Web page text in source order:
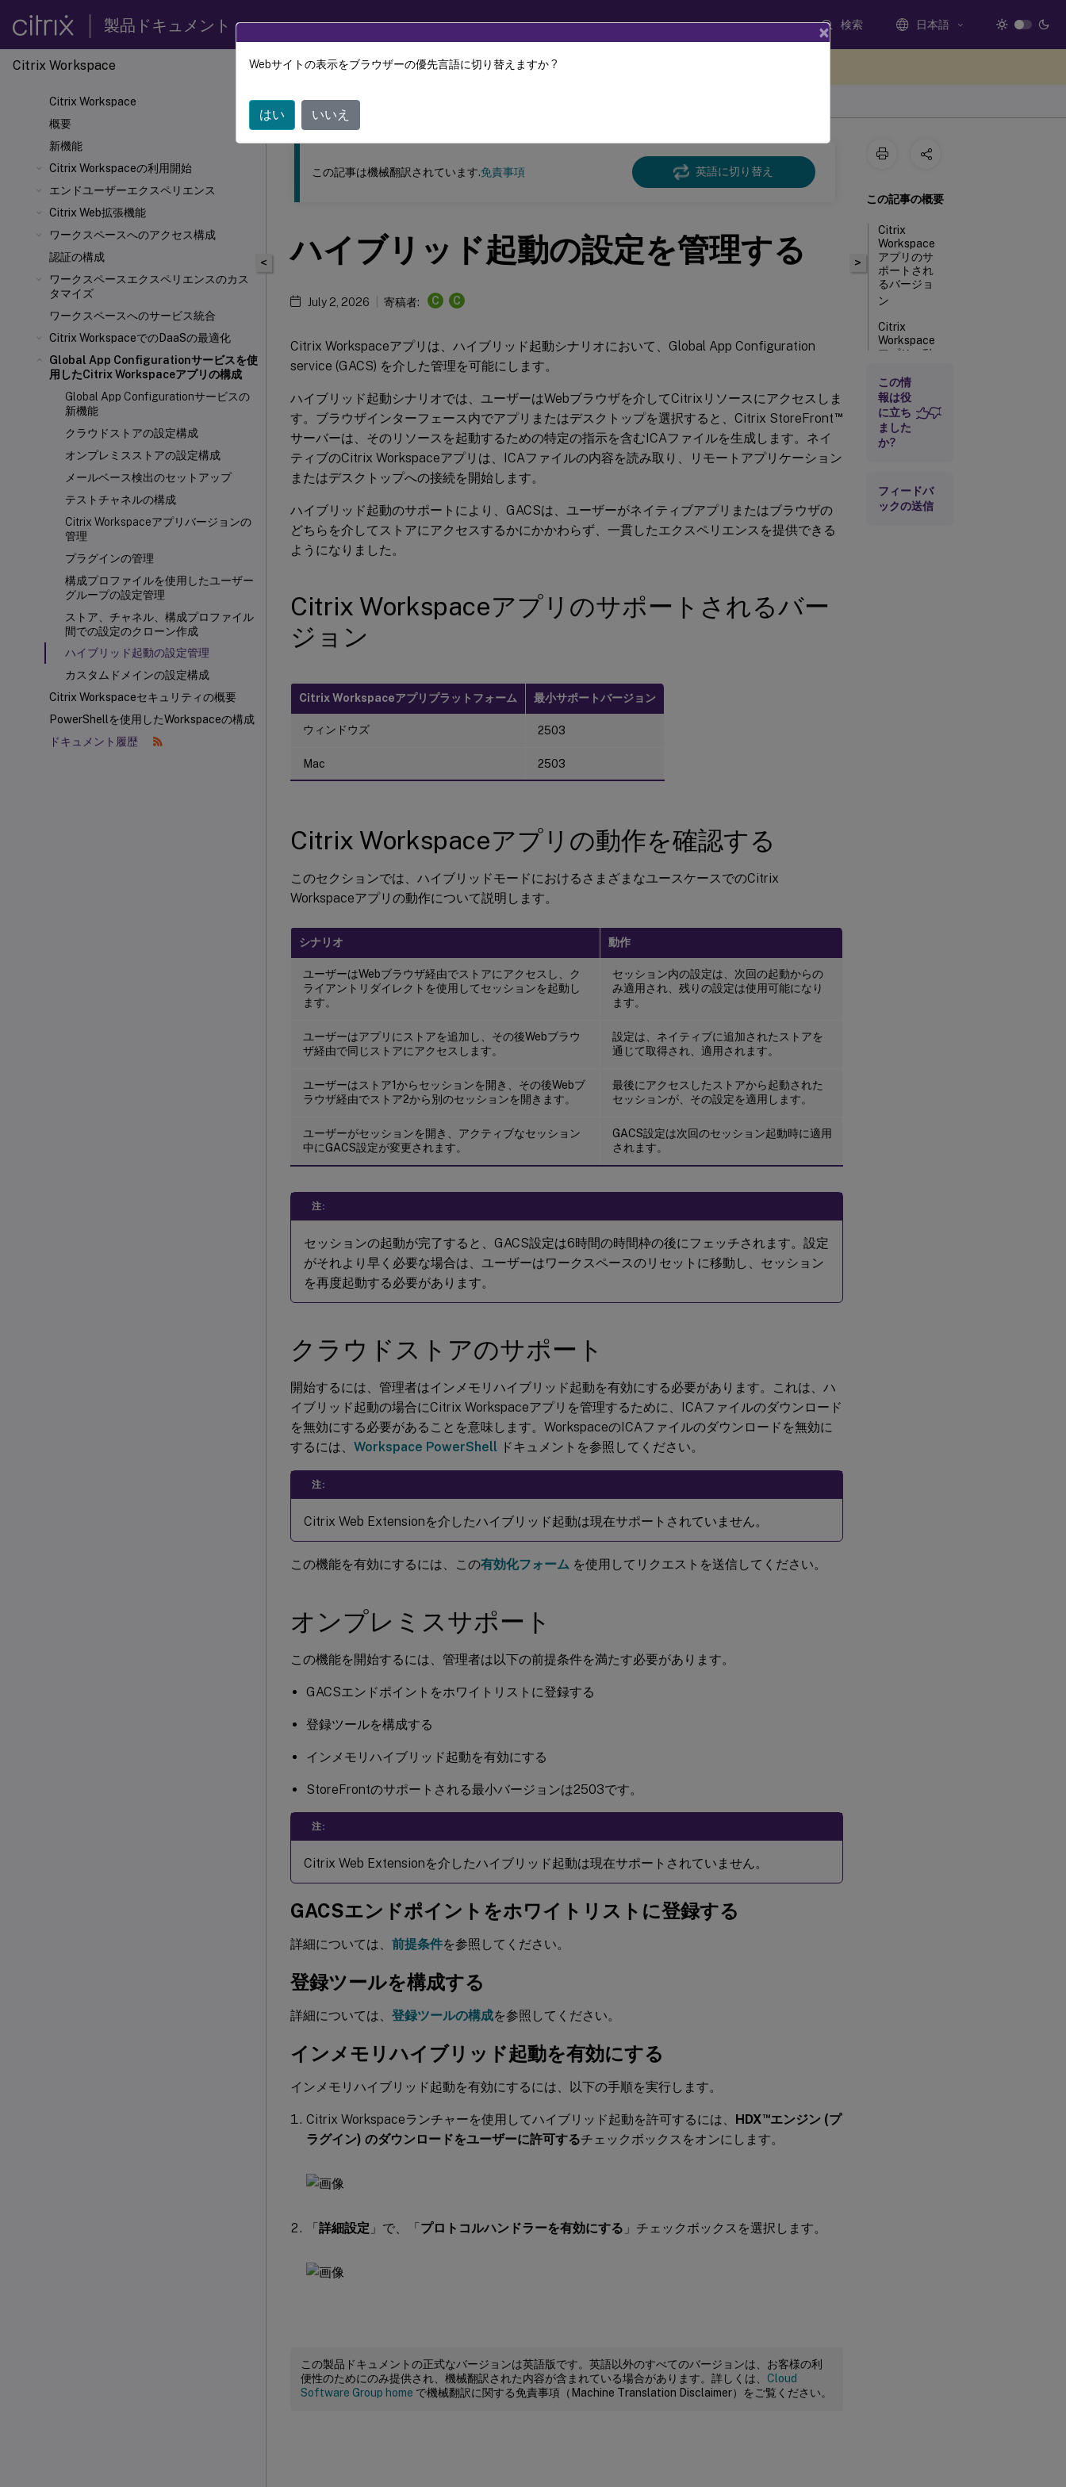
製品ドキュメント 検索 日本語
Citrix Workspace
Citrix Workspace
概要
新機能
Citrix Workspaceの利用開始
エンドユーザーエクスペリエンス
Citrix Web拡張機能
ワークスペースへのアクセス構成
認証の構成
ワークスペースエクスペリエンスのカス
タマイズ
ワークスペースへのサービス統合
Citrix WorkspaceでのDaaSの最適化
Global App Configurationサービスを使
用したCitrix Workspaceアプリの構成
Global App Configurationサービスの
新機能
クラウドストアの設定構成
オンプレミスストアの設定構成
メールベース検出のセットアップ
テストチャネルの構成
Citrix Workspaceアプリバージョンの
管理
プラグインの管理
構成プロファイルを使用したユーザー
グループの設定管理
ストア、チャネル、構成プロファイル
間での設定のクローン作成
ハイブリッド起動の設定管理
カスタムドメインの設定構成
Citrix Workspaceセキュリティの概要
PowerShellを使用したWorkspaceの構成
ドキュメント履歴
このコンテンツは動的に機械翻訳されています。
Citrix Workspace
<
この記事は機械翻訳されています.免責事項 英語に切り替え
ハイブリッド起動の設定を管理する
July 2, 2026 寄稿者: C C
Citrix Workspaceアプリは、ハイブリッド起動シナリオにおいて、Global App Configuration
service (GACS) を介した管理を可能にします。
ハイブリッド起動シナリオでは、ユーザーはWebブラウザを介してCitrixリソースにアクセスしま
す。ブラウザインターフェース内でアプリまたはデスクトップを選択すると、Citrix StoreFront™
サーバーは、そのリソースを起動するための特定の指示を含むICAファイルを生成します。ネイ
ティブのCitrix Workspaceアプリは、ICAファイルの内容を読み取り、リモートアプリケーション
またはデスクトップへの接続を開始します。
ハイブリッド起動のサポートにより、GACSは、ユーザーがネイティブアプリまたはブラウザの
どちらを介してストアにアクセスするかにかかわらず、一貫したエクスペリエンスを提供できる
ようになりました。
Citrix Workspaceアプリのサポートされるバー
ジョン
Citrix Workspaceアプリプラットフォーム 最小サポートバージョン
ウィンドウズ 2503
Mac 2503
Citrix Workspaceアプリの動作を確認する
このセクションでは、ハイブリッドモードにおけるさまざまなユースケースでのCitrix
Workspaceアプリの動作について説明します。
シナリオ 動作
ユーザーはWebブラウザ経由でストアにアクセスし、ク
ライアントリダイレクトを使用してセッションを起動し
ます。
セッション内の設定は、次回の起動からの
み適用され、残りの設定は使用可能になり
ます。
ユーザーはアプリにストアを追加し、その後Webブラウ
ザ経由で同じストアにアクセスします。
設定は、ネイティブに追加されたストアを
通じて取得され、適用されます。
ユーザーはストア1からセッションを開き、その後Webブ
ラウザ経由でストア2から別のセッションを開きます。
最後にアクセスしたストアから起動された
セッションが、その設定を適用します。
ユーザーがセッションを開き、アクティブなセッション
中にGACS設定が変更されます。
GACS設定は次回のセッション起動時に適用
されます。
注:
セッションの起動が完了すると、GACS設定は6時間の時間枠の後にフェッチされます。設定
がそれより早く必要な場合は、ユーザーはワークスペースのリセットに移動し、セッション
を再度起動する必要があります。
クラウドストアのサポート
開始するには、管理者はインメモリハイブリッド起動を有効にする必要があります。これは、ハ
イブリッド起動の場合にCitrix Workspaceアプリを管理するために、ICAファイルのダウンロード
を無効にする必要があることを意味します。WorkspaceのICAファイルのダウンロードを無効に
するには、 Workspace PowerShell ドキュメントを参照してください。
注:
Citrix Web Extensionを介したハイブリッド起動は現在サポートされていません。
この機能を有効にするには、この有効化フォーム を使用してリクエストを送信してください。
オンプレミスサポート
この機能を開始するには、管理者は以下の前提条件を満たす必要があります。
GACSエンドポイントをホワイトリストに登録する
登録ツールを構成する
インメモリハイブリッド起動を有効にする
StoreFrontのサポートされる最小バージョンは2503です。
注:
Citrix Web Extensionを介したハイブリッド起動は現在サポートされていません。
GACSエンドポイントをホワイトリストに登録する
詳細については、 前提条件を参照してください。
登録ツールを構成する
詳細については、 登録ツールの構成を参照してください。
インメモリハイブリッド起動を有効にする
インメモリハイブリッド起動を有効にするには、以下の手順を実行します。
Citrix Workspaceランチャーを使用してハイブリッド起動を許可するには、 HDX™エンジン (プ
ラグイン) のダウンロードをユーザーに許可するチェックボックスをオンにします。
「詳細設定 」で、「プロトコルハンドラーを有効にする 」チェックボックスを選択します。
この製品ドキュメントの正式なバージョンは英語版です。英語以外のすべてのバージョンは、お客様の利
便性のためにのみ提供され、機械翻訳された内容が含まれている場合があります。詳しくは、 Cloud
Software Group home で機械翻訳に関する免責事項（Machine Translation Disclaimer）をご覧ください。
>
この記事の概要
Citrix
Workspace
アプリのサ
ポートされ
るバージョ
ン
Citrix
Workspace
アプリの動
る
クラウドス
トアのサポ
ート
この情
報は役
に立ち
ました
か?
フィードバ
ックの送信
×
Webサイトの表示をブラウザーの優先言語に切り替えますか ?
はい いいえ